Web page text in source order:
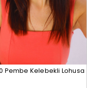
Pembe Kelebekli Lohusa